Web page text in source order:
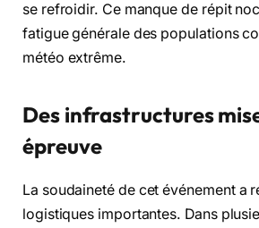
se refroidir. Ce manque de répit
fatigue générale des populations
météo extrême.
Des infrastructures
épreuve
La soudaineté de cet événement a
logistiques importantes. Dans